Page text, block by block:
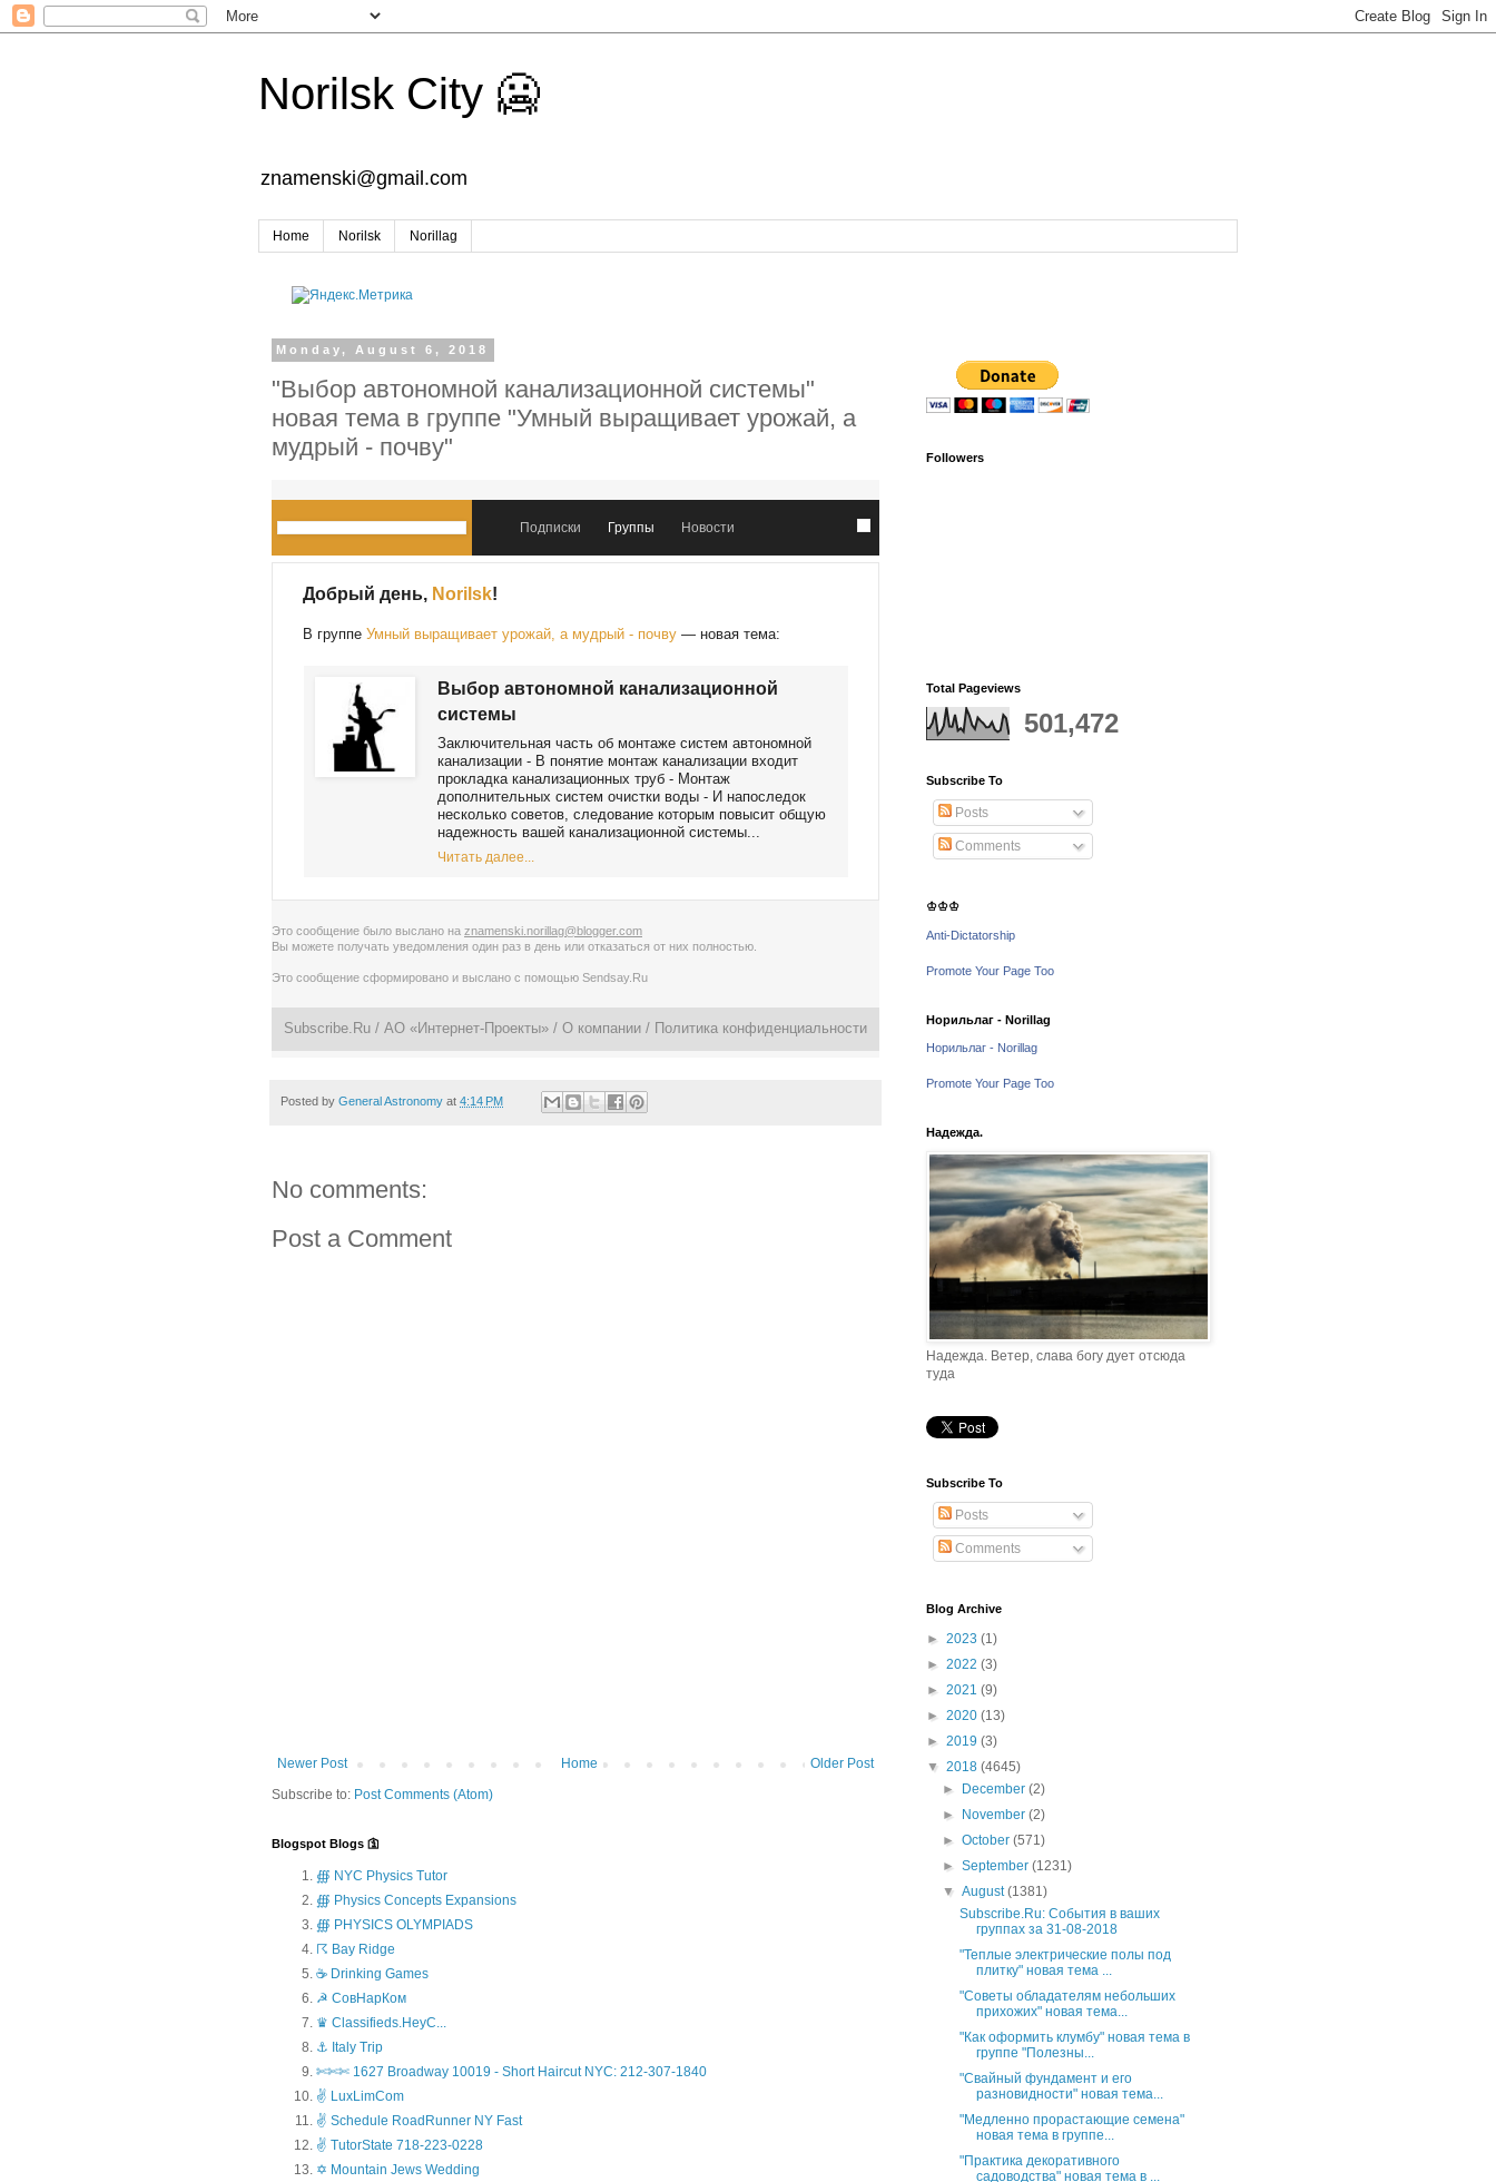
Norilsk City 🥶
znamenski@gmail.com
Home Norilsk Norillag
Monday, August 6, 2018
"Выбор автономной канализационной системы"
новая тема в группе "Умный выращивает урожай, а
мудрый - почву"
Подписки Группы Новости
Добрый день, Norilsk!
В группеУмный выращивает урожай, а мудрый - почву — новая тема:
Выбор автономной канализационной
системы
Заключительная часть об монтаже систем автономной
канализации - В понятие монтаж канализации входит
прокладка канализационных труб - Монтаж
дополнительных систем очистки воды - И напоследок
несколько советов, следование которым повысит общую
надежность вашей канализационной системы...
Читать далее...
Это сообщение было выслано на znamenski.norillag@blogger.com
Вы можете получать уведомления один раз в день или отказаться от них полностью
Это сообщение сформировано и выслано с помощью Sendsay.Ru
Subscribe.Ru / АО «Интернет-Проекты» / О компании / Политика конфиденциальности
Posted by General Astronomy at 4:14 PM
No comments:
Post a Comment
Newer Post Older Post
Home
Subscribe to: Post Comments (Atom)
Blogspot Blogs 🛐
∰ NYC Physics Tutor
∰ Physics Concepts Expansions
∰ PHYSICS OLYMPIADS
☈ Bay Ridge
☕ Drinking Games
☭ СовНарКом
♛ Classifieds.HeyC...
⚓ Italy Trip
✄✄✄ 1627 Broadway 10019 - Short Haircut NYC: 212-307-1840
✌ LuxLimCom
✌ Schedule RoadRunner NY Fast
✌ TutorState 718-223-0228
✡ Mountain Jews Wedding
Followers
Total Pageviews
501,472
Subscribe To
Posts
Comments
♔♔♔
Anti-Dictatorship
Promote Your Page Too
Норильлаг - Norillag
Норильлаг - Norillag
Promote Your Page Too
Надежда.
Надежда. Ветер, слава богу дует отсюда
туда
Subscribe To
Posts
Comments
Blog Archive
► 2023 (1)
► 2022 (3)
► 2021 (9)
► 2020 (13)
► 2019 (3)
▼ 2018 (4645)
►
December(2)
►
November(2)
►October(571)
►September(1231)
▼August(1381)
Subscribe.Ru: События в ваших
группах за 31-08-2018
"Теплые электрические полы под
плитку" новая тема ...
"Советы обладателям небольших
прихожих" новая тема...
"Как оформить клумбу" новая тема в
группе "Полезны...
"Свайный фундамент и его
разновидности" новая тема...
"Медленно прорастающие семена"
новая тема в группе...
"Практика декоративного
садоводства" новая тема в ...